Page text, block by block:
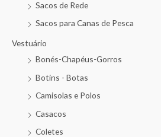
Sacos de Rede
Sacos para Canas de Pesca
Vestuário
Bonés-Chapéus-Gorros
Botins - Botas
Camisolas e Polos
Casacos
Coletes